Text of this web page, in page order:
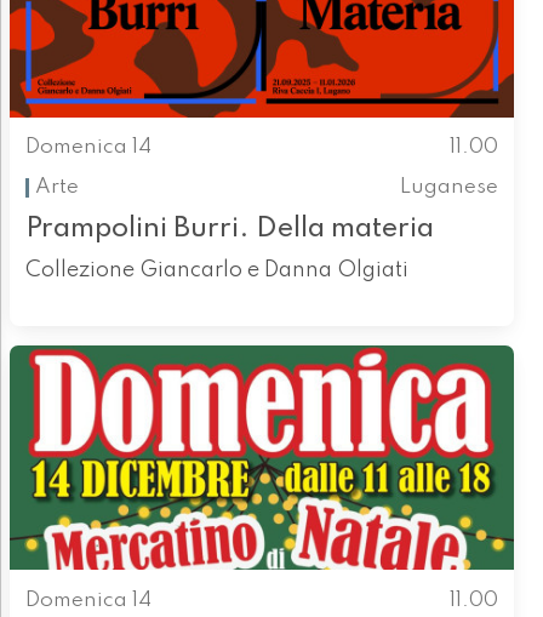
Domenica 14
11.00
Arte
Luganese
Prampolini Burri. Della materia
Collezione Giancarlo e Danna Olgiati
Domenica 14
11.00